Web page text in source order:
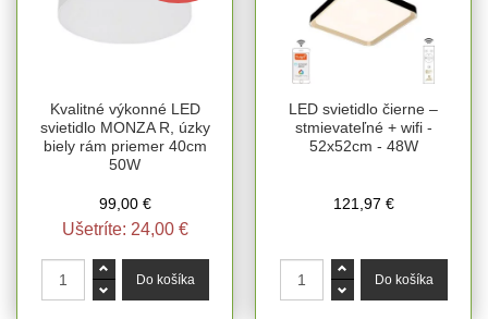
Kvalitné výkonné LED
svietidlo MONZA R, úzky
biely rám priemer 40cm
50W
99,00 €
Ušetríte: 24,00 €
LED svietidlo čierne –
stmievateľné + wifi -
52x52cm - 48W
121,97 €